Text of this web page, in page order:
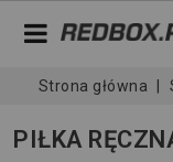
Strona główna
PIŁKA